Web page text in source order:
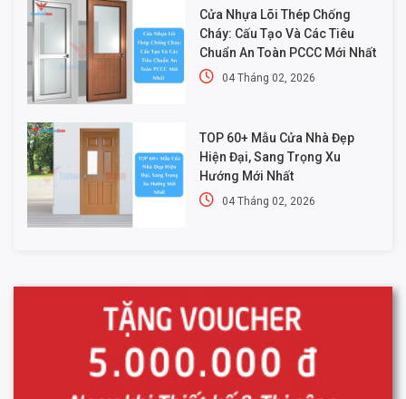
Cửa Nhựa Lõi Thép Chống
Cháy: Cấu Tạo Và Các Tiêu
Chuẩn An Toàn PCCC Mới Nhất
04 Tháng 02, 2026
TOP 60+ Mẫu Cửa Nhà Đẹp
Hiện Đại, Sang Trọng Xu
Hướng Mới Nhất
04 Tháng 02, 2026